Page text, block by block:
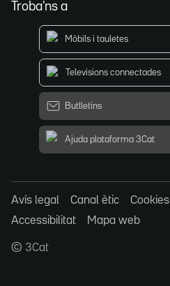
Troba'ns a
Mòbils i tauletes
Televisions connectades
Butlletins
Ajuda plataforma 3Cat
Avís legal Canal ètic Cookies
Accessibilitat
Mapa web
© 3Cat